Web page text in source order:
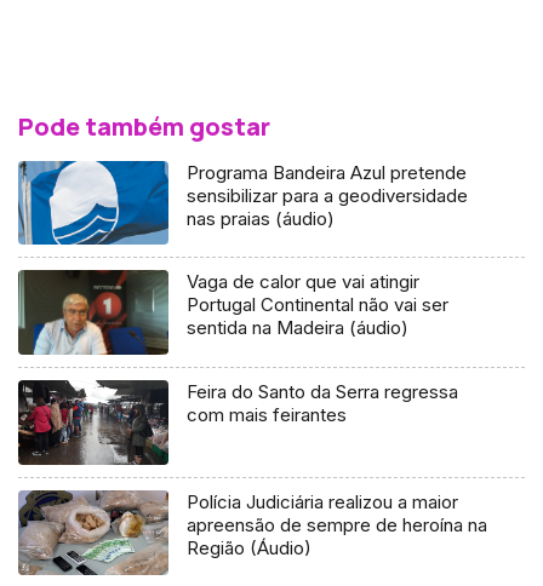
Pode também gostar
Programa Bandeira Azul pretende
sensibilizar para a geodiversidade
nas praias (áudio)
Vaga de calor que vai atingir
Portugal Continental não vai ser
sentida na Madeira (áudio)
Feira do Santo da Serra regressa
com mais feirantes
Polícia Judiciária realizou a maior
apreensão de sempre de heroína na
Região (Áudio)